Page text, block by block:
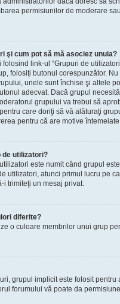
permisiunilor de moderare
şi cum pot să mă asociez unuia?
link-ul “Grupuri de
folosiţi butonul corespunzător.
unele sunt închise şi altele
adecvat. Dacă grupul
grupului va trebui să
care doriţi să vă alăturaţi
pentru că are motive
de utilizatori?
este numit când grupul
utilizatori, atunci primul lucru pe
i trimiteţi un mesaj privat.
diferite?
o culoare membrilor unui grup
grupul implicit este folosit
forumului vă poate da